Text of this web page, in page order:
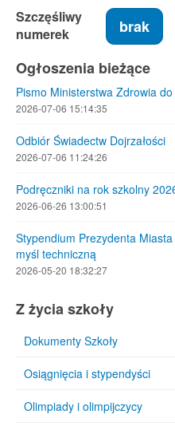
Szczęśliwy
numerek
brak
Ogłoszenia bieżące
Pismo Ministerstwa Zdrowia
2026-07-06 15:14:35
Odbiór Świadectw Dojrzałości
2026-07-06 11:24:26
Podręczniki na rok szkolny
2026-06-26 13:00:51
Stypendium Prezydenta
myśl techniczną
2026-05-20 18:32:27
Z życia szkoły
Dokumenty Szkoły
Osiągnięcia i stypendyści
Olimpiady i olimpijczycy